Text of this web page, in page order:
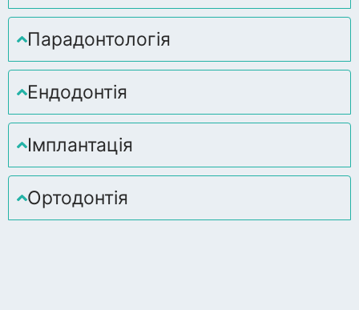
Парадонтологія
Ендодонтія
Імплантація
Ортодонтія